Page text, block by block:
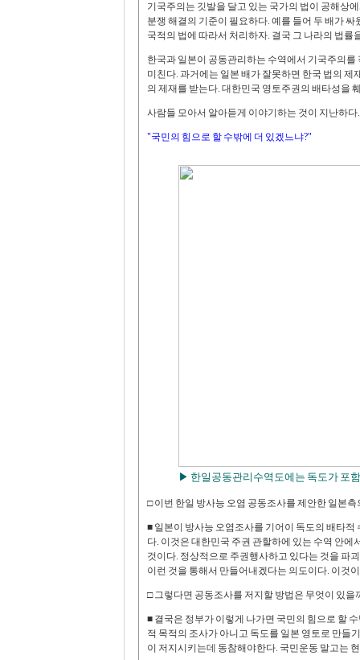
기국주의는 깃발을 달고 있는 국가의 법이 공해상
분쟁 해결의 기준이 필요하다. 예를 들어 두 배가
국적의 법에 따라서 처리하자. 결국 그 나라의 법률
한국과 일본이 공동관리하는 수역에서 기국주의
미친다. 과거에는 일본 배가 잘못하면 한국 법의
의 제재를 받는다. 대한민국 영토주권의 배타성을
사람들 모아서 알아듣게 이야기하는 것이 지난하
"국민의 힘으로 할 수밖에 더 있겠느냐?"
▶ 한일공동관리수역도에는 독도가 포
□ 이번 한일 방사능 오염 공동조사를 제안한 일본
■ 일본이 방사능 오염조사를 기어이 독도의 배타
다. 이것은 대한민국 주권 관할하에 있는 수역 안
것이다. 정상적으로 주권행사하고 있다는 것을 파
이런 것을 통해서 만들어내겠다는 의도이다. 이것
□ 그렇다면 공동조사를 저지할 방법은 무엇이 있을
■ 결국은 정부가 이렇게 나가면 국민의 힘으로 할
적 목적의 조사가 아니고 독도를 일본 영토로 만들
이 저지시키는데 동참해야한다. 국민운동 말고는